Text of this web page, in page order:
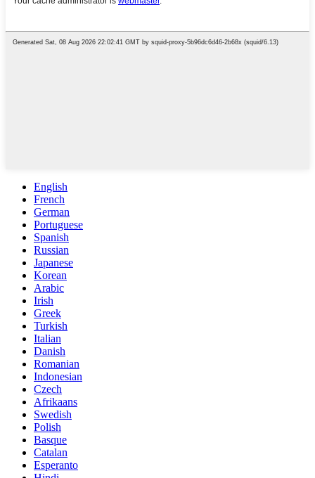
English
French
German
Portuguese
Spanish
Russian
Japanese
Korean
Arabic
Irish
Greek
Turkish
Italian
Danish
Romanian
Indonesian
Czech
Afrikaans
Swedish
Polish
Basque
Catalan
Esperanto